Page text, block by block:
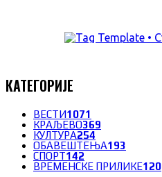
КАТЕГОРИЈЕ
ВЕСТИ1071
КРАЉЕВО369
КУЛТУРА254
ОБАВЕШТЕЊА193
СПОРТ142
ВРЕМЕНСКЕ ПРИЛИКЕ120